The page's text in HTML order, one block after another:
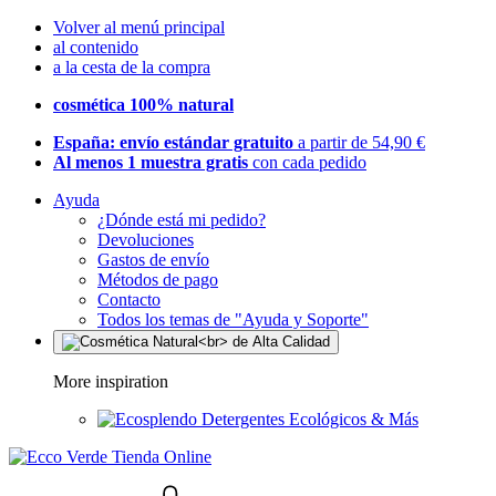
Volver al menú principal
al contenido
a la cesta de la compra
cosmética 100% natural
España: envío estándar gratuito a partir de 54,90 €
Al menos 1 muestra gratis con cada pedido
Ayuda
¿Dónde está mi pedido?
Devoluciones
Gastos de envío
Métodos de pago
Contacto
Todos los temas de "Ayuda y Soporte"
More inspiration
Detergentes Ecológicos & Más